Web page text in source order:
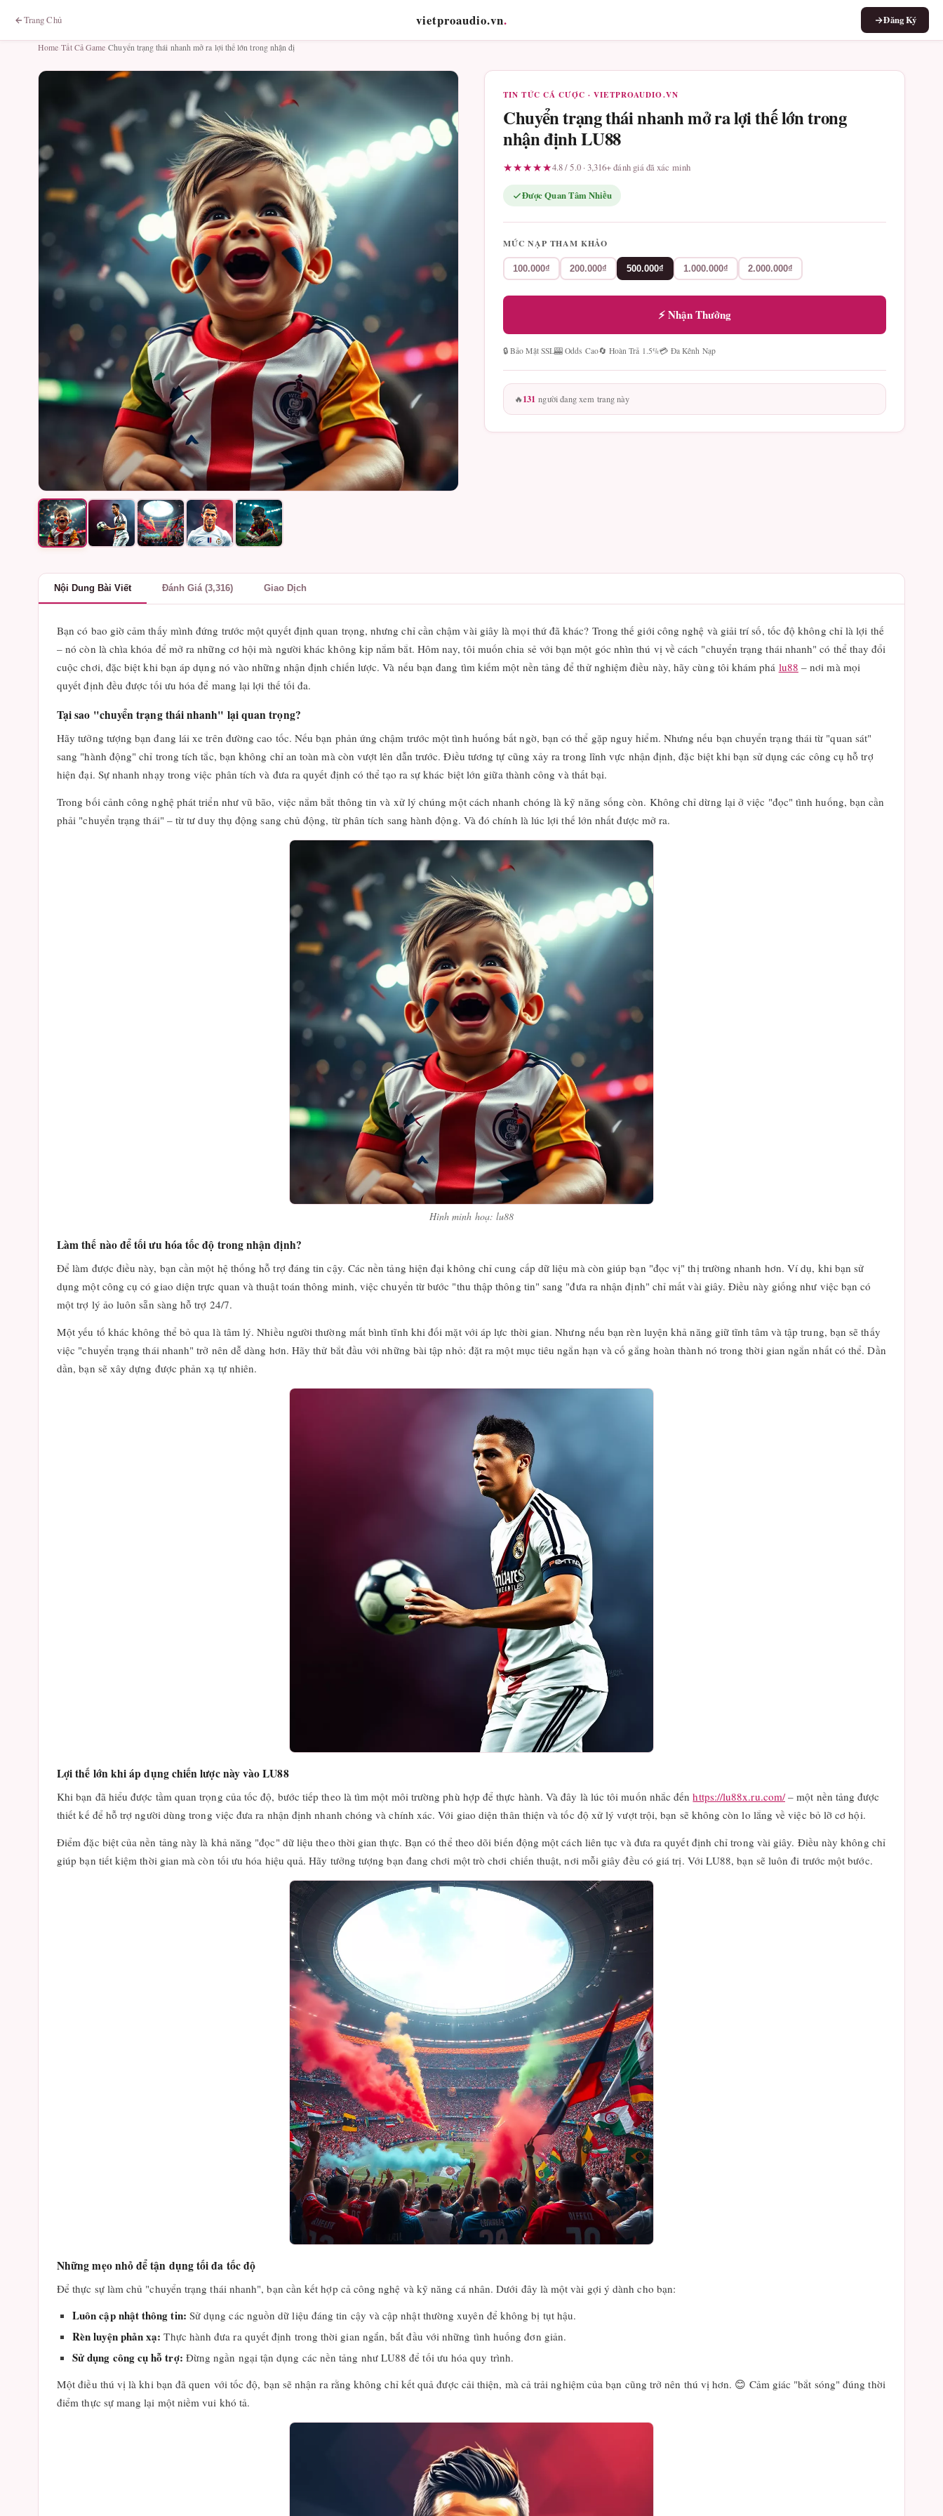
Trang Chủ vietproaudio.vn. Đăng Ký
Home ›Tất Cả Game ›Chuyển trạng thái nhanh mở ra lợi thế lớn trong nhận đị
TIN TỨC CÁ CƯỢC · VIETPROAUDIO.VN
Chuyển trạng thái nhanh mở ra lợi thế lớn trong
nhận định LU88
★★★★★4.8 / 5.0 · 3,316+ đánh giá đã xác minh
Được Quan Tâm Nhiều
MỨC NẠP THAM KHẢO
100.000₫ 200.000₫ 500.000₫ 1.000.000₫ 2.000.000₫
⚡ Nhận Thưởng
🔒 Bảo Mật SSL🎰 Odds Cao🔄 Hoàn Trả 1.5%💳 Đa Kênh Nạp
🔥131 người đang xem trang này
Nội Dung Bài Viết Đánh Giá (3,316) Giao Dịch
Bạn có bao giờ cảm thấy mình đứng trước một quyết định quan trọng, nhưng chỉ cần chậm vài giây là mọi thứ đã khác? Trong thế giới công nghệ và giải trí số, tốc độ không chỉ là lợi thế
– nó còn là chìa khóa để mở ra những cơ hội mà người khác không kịp nắm bắt. Hôm nay, tôi muốn chia sẻ với bạn một góc nhìn thú vị về cách "chuyển trạng thái nhanh" có thể thay đổi
cuộc chơi, đặc biệt khi bạn áp dụng nó vào những nhận định chiến lược. Và nếu bạn đang tìm kiếm một nền tảng để thử nghiệm điều này, hãy cùng tôi khám phá lu88 – nơi mà mọi
quyết định đều được tối ưu hóa để mang lại lợi thế tối đa.
Tại sao "chuyển trạng thái nhanh" lại quan trọng?
Hãy tưởng tượng bạn đang lái xe trên đường cao tốc. Nếu bạn phản ứng chậm trước một tình huống bất ngờ, bạn có thể gặp nguy hiểm. Nhưng nếu bạn chuyển trạng thái từ "quan sát"
sang "hành động" chỉ trong tích tắc, bạn không chỉ an toàn mà còn vượt lên dẫn trước. Điều tương tự cũng xảy ra trong lĩnh vực nhận định, đặc biệt khi bạn sử dụng các công cụ hỗ trợ
hiện đại. Sự nhanh nhạy trong việc phân tích và đưa ra quyết định có thể tạo ra sự khác biệt lớn giữa thành công và thất bại.
Trong bối cảnh công nghệ phát triển như vũ bão, việc nắm bắt thông tin và xử lý chúng một cách nhanh chóng là kỹ năng sống còn. Không chỉ dừng lại ở việc "đọc" tình huống, bạn cần
phải "chuyển trạng thái" – từ tư duy thụ động sang chủ động, từ phân tích sang hành động. Và đó chính là lúc lợi thế lớn nhất được mở ra.
Hình minh hoạ: lu88
Làm thế nào để tối ưu hóa tốc độ trong nhận định?
Để làm được điều này, bạn cần một hệ thống hỗ trợ đáng tin cậy. Các nền tảng hiện đại không chỉ cung cấp dữ liệu mà còn giúp bạn "đọc vị" thị trường nhanh hơn. Ví dụ, khi bạn sử
dụng một công cụ có giao diện trực quan và thuật toán thông minh, việc chuyển từ bước "thu thập thông tin" sang "đưa ra nhận định" chỉ mất vài giây. Điều này giống như việc bạn có
một trợ lý ảo luôn sẵn sàng hỗ trợ 24/7.
Một yếu tố khác không thể bỏ qua là tâm lý. Nhiều người thường mất bình tĩnh khi đối mặt với áp lực thời gian. Nhưng nếu bạn rèn luyện khả năng giữ tĩnh tâm và tập trung, bạn sẽ thấy
việc "chuyển trạng thái nhanh" trở nên dễ dàng hơn. Hãy thử bắt đầu với những bài tập nhỏ: đặt ra một mục tiêu ngắn hạn và cố gắng hoàn thành nó trong thời gian ngắn nhất có thể. Dần
dần, bạn sẽ xây dựng được phản xạ tự nhiên.
Lợi thế lớn khi áp dụng chiến lược này vào LU88
Khi bạn đã hiểu được tầm quan trọng của tốc độ, bước tiếp theo là tìm một môi trường phù hợp để thực hành. Và đây là lúc tôi muốn nhắc đếnhttps://lu88x.ru.com/– một nền tảng được
thiết kế để hỗ trợ người dùng trong việc đưa ra nhận định nhanh chóng và chính xác. Với giao diện thân thiện và tốc độ xử lý vượt trội, bạn sẽ không còn lo lắng về việc bỏ lỡ cơ hội.
Điểm đặc biệt của nền tảng này là khả năng "đọc" dữ liệu theo thời gian thực. Bạn có thể theo dõi biến động một cách liên tục và đưa ra quyết định chỉ trong vài giây. Điều này không chỉ
giúp bạn tiết kiệm thời gian mà còn tối ưu hóa hiệu quả. Hãy tưởng tượng bạn đang chơi một trò chơi chiến thuật, nơi mỗi giây đều có giá trị. Với LU88, bạn sẽ luôn đi trước một bước.
Những mẹo nhỏ để tận dụng tối đa tốc độ
Để thực sự làm chủ "chuyển trạng thái nhanh", bạn cần kết hợp cả công nghệ và kỹ năng cá nhân. Dưới đây là một vài gợi ý dành cho bạn:
Luôn cập nhật thông tin: Sử dụng các nguồn dữ liệu đáng tin cậy và cập nhật thường xuyên để không bị tụt hậu.
Rèn luyện phản xạ: Thực hành đưa ra quyết định trong thời gian ngắn, bắt đầu với những tình huống đơn giản.
Sử dụng công cụ hỗ trợ: Đừng ngần ngại tận dụng các nền tảng như LU88 để tối ưu hóa quy trình.
Một điều thú vị là khi bạn đã quen với tốc độ, bạn sẽ nhận ra rằng không chỉ kết quả được cải thiện, mà cả trải nghiệm của bạn cũng trở nên thú vị hơn. 😊 Cảm giác "bắt sóng" đúng thời
điểm thực sự mang lại một niềm vui khó tả.